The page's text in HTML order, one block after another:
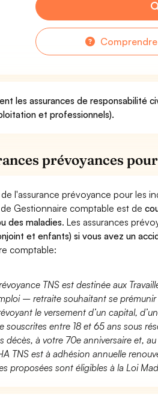
les assurances de responsabilité
et professionnels).
prévoyances
l'assurance prévoyance pour les
Gestionnaire comptable est de
des maladies. Les assurances
et enfants) si vous avez un
comptable:
TNS est destinée aux
– retraite souhaitant se
le versement d’un capital,
souscrites entre 18 et 65 ans sous
décès, à votre 70e anniversaire et,
TNS est à adhésion annuelle
proposées sont éligibles à la Loi